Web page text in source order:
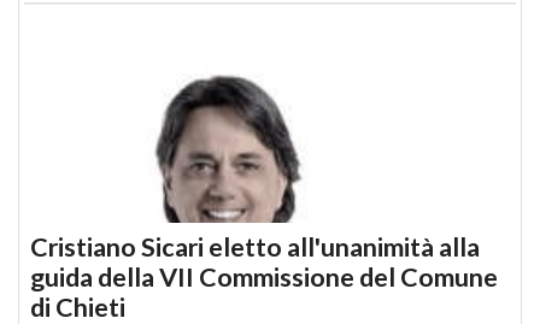
Cristiano Sicari eletto all'unanimità alla
guida della VII Commissione del Comune
di Chieti